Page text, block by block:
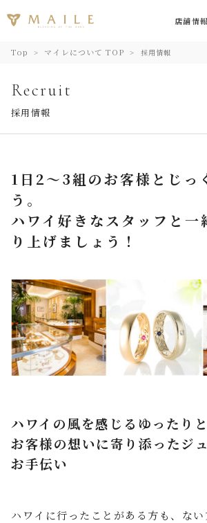
店舗情報
Top マイレについて TOP 採用情報
Recruit
採用情報
1日2～3組のお客様とじっ
う。
ハワイ好きなスタッフと一
り上げましょう！
ハワイの風を感じるゆったり
お客様の想いに寄り添ったジ
お手伝い
ハワイに行ったことがある方も、ない